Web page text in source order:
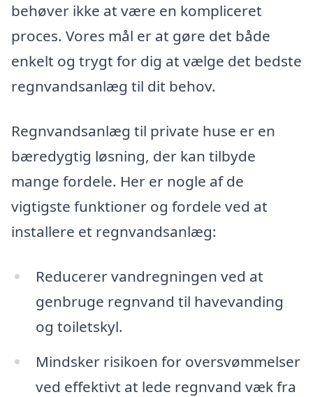
behøver ikke at være en kompliceret
proces. Vores mål er at gøre det både
enkelt og trygt for dig at vælge det bedste
regnvandsanlæg til dit behov.
Regnvandsanlæg til private huse er en
bæredygtig løsning, der kan tilbyde
mange fordele. Her er nogle af de
vigtigste funktioner og fordele ved at
installere et regnvandsanlæg:
Reducerer vandregningen ved at
genbruge regnvand til havevanding
og toiletskyl.
Mindsker risikoen for oversvømmelser
ved effektivt at lede regnvand væk fra